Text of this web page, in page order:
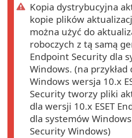
Kopia dystrybucyjna
kopie plików
można użyć do
roboczych z tą samą
Endpoint Security dla
Windows. (na przykład
Windows wersja 10.x
Security tworzy pliki
dla wersji 10.x ESET
dla systemów
Security Windows)